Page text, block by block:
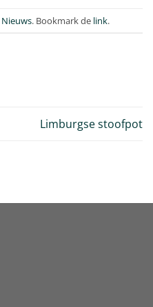
Nieuws. Bookmark de link.
Limburgse stoofpot